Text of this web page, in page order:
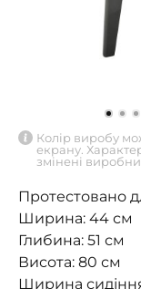
Колір виробу
екрану.
змінені
Протестовано
Ширина: 44 см
Глибина: 51 см
Висота: 80 см
Ширина